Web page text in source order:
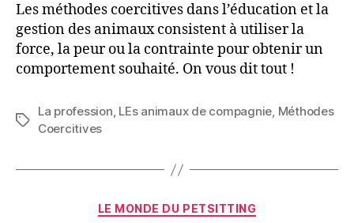
Les méthodes coercitives dans l’éducation et la
gestion des animaux consistent à utiliser la
force, la peur ou la contrainte pour obtenir un
comportement souhaité. On vous dit tout !
Étiquettes
La profession, LEs animaux de compagnie, Méthodes
Coercitives
Catégories
LE MONDE DU PETSITTING